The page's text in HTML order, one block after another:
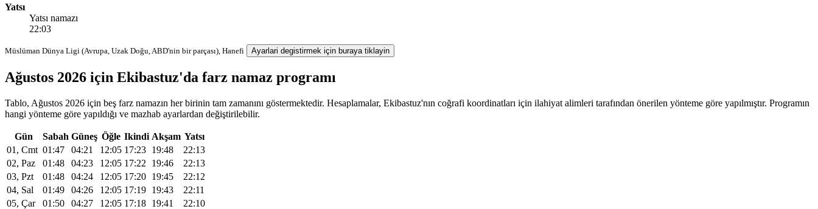
Yatsı
Yatsı namazı
22:03
Müslüman Dünya Ligi (Avrupa, Uzak Doğu, ABD'nin bir parçası), Hanefi Ayarlari degistirmek için buraya tiklayin
Ağustos 2026 için Ekibastuz'da farz namaz programı
Tablo, Ağustos 2026 için beş farz namazın her birinin tam zamanını göstermektedir. Hesaplamalar, Ekibastuz'nın coğrafi koordinatları için ilahiyat alimleri tarafından önerilen yönteme göre yapılmıştır. Programın
hangi yönteme göre yapıldığı ve mazhab ayarlardan değiştirilebilir.
Gün Sabah Güneş Öğle Ikindi Akşam Yatsı
01, Cmt 01:47 04:21 12:05 17:23 19:48
22:13
02, Paz
01:48 04:23 12:05 17:22 19:46
22:13
03, Pzt
01:48 04:24 12:05 17:20 19:45
22:12
04, Sal
01:49 04:26 12:05 17:19 19:43
22:11
05, Çar
01:50 04:27 12:05 17:18 19:41
22:10